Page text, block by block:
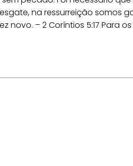
na ressurreição somos
– 2 Coríntios 5:17 Para